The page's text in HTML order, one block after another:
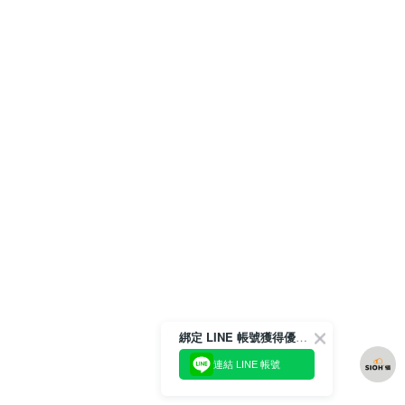
綁定 LINE 帳號獲得優惠券！
連結 LINE 帳號